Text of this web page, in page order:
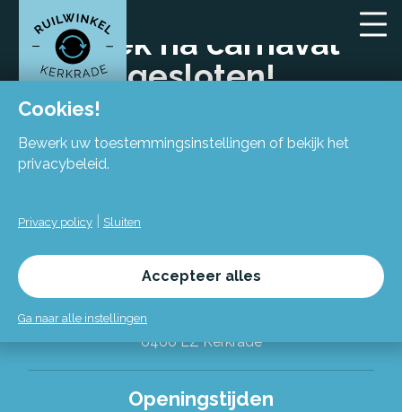
Alles over de Ruilwinkel
Week na carnaval
gesloten!
Flexiforum Kerkrade
Spekhofstraat 15
(bij binnenkomst grote trap omhoog)
6466 LZ Kerkrade
Openingstijden
Cookies!
Bewerk uw toestemmingsinstellingen of bekijk het
privacybeleid.
Privacy policy Sluiten
Accepteer alles
Ga naar alle instellingen